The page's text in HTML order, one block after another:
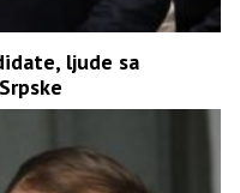
ljude sa